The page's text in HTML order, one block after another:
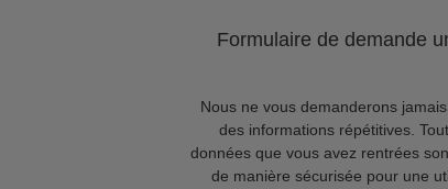
Formulaire de demande
Nous ne vous demanderons
des informations répétitives.
données que vous avez rentrées
de manière sécurisée pour une